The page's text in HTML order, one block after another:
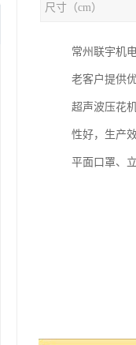
尺寸（cm）
常州联宇机
老客户提供
超声波压花
性好，生产
平面口罩、